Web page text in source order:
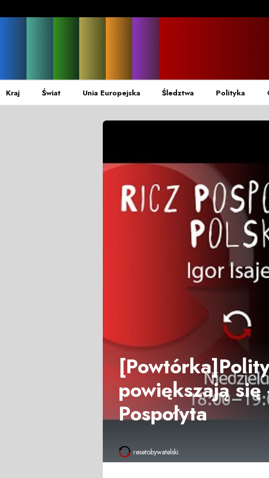
Kraj Świat Unia Europejska Śledztwa Polityka
powiększają
Pospołyta
resetobywatelski